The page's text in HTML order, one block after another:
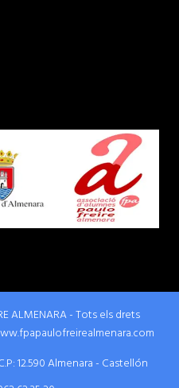
ALMENARA - Tots els drets
12.590 Almenara - Castellón